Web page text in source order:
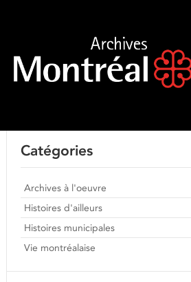
Catégories
Archives à l'oeuvre
Histoires d'ailleurs
Histoires municipales
Vie montréalaise